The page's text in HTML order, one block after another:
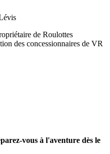
de Roulottes
des concessionnaires de VR
vous à l'aventure dès le